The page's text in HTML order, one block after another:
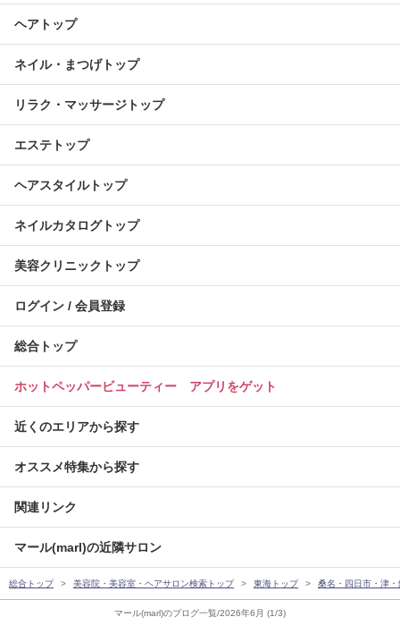
マール(marl)のブログ一覧/2026年6月 (1/3)
ヘアトップ
ネイル・まつげトップ
リラク・マッサージトップ
エステトップ
ヘアスタイルトップ
ネイルカタログトップ
美容クリニックトップ
ログイン / 会員登録
総合トップ
ホットペッパービューティー アプリをゲット
近くのエリアから探す
オススメ特集から探す
関連リンク
マール(marl)の近隣サロン
総合トップ 美容院・美容室・ヘアサロン検索トップ 東海トップ 桑名・四日市・津